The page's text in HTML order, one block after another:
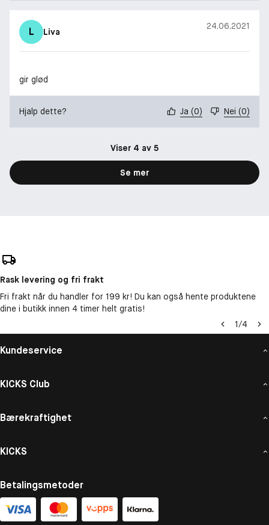
L Liva
24.06.2021
gir glød
Hjalp dette? Ja (0) Nei (0)
Viser 4 av 5
Se mer
Rask levering og fri frakt
Fri frakt når du handler for 199 kr! Du kan også hente produktene
dine i butikk innen 4 timer helt gratis!
1/4
Kundeservice
KICKS Club
Bærekraftighet
KICKS
Betalingsmetoder